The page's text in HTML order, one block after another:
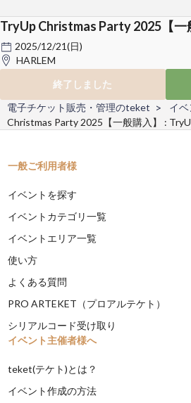
TryUp Christmas Party 2025【一
2025/12/21(日)
HARLEM
終了しました
電子チケット販売・管理のteket イ
Christmas Party 2025【一般購入】 :
一般ご利用者様
イベントを探す
イベントカテゴリ一覧
イベントエリア一覧
使い方
よくある質問
PRO ARTEKET（プロアルテケト）
シリアルコード受け取り
イベント主催者様へ
teket(テケト)とは？
イベント作成の方法